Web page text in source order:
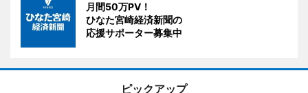
月間50万PV！
ひなた宮崎経済新聞の
応援サポーター募集中
ピックアップ